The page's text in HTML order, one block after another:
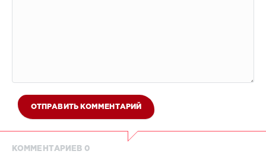
ОТПРАВИТЬ КОММЕНТАРИЙ
КОММЕНТАРИЕВ 0